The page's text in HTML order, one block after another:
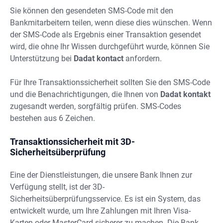
Sie können den gesendeten SMS-Code mit den
Bankmitarbeitern teilen, wenn diese dies wünschen. Wenn
der SMS-Code als Ergebnis einer Transaktion gesendet
wird, die ohne Ihr Wissen durchgeführt wurde, können Sie
Unterstützung bei Dadat kontact anfordern.
Für Ihre Transaktionssicherheit sollten Sie den SMS-Code
und die Benachrichtigungen, die Ihnen von Dadat kontakt
zugesandt werden, sorgfältig prüfen. SMS-Codes
bestehen aus 6 Zeichen.
Transaktionssicherheit mit 3D-
Sicherheitsüberprüfung
Eine der Dienstleistungen, die unsere Bank Ihnen zur
Verfügung stellt, ist der 3D-
Sicherheitsüberprüfungsservice. Es ist ein System, das
entwickelt wurde, um Ihre Zahlungen mit Ihren Visa-